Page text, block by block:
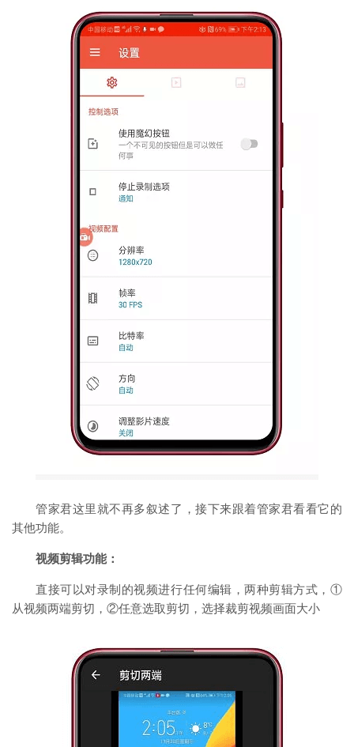
管家君这里就不再多叙述了，接下来跟着管家君看看它的
其他功能。
视频剪辑功能：
直接可以对录制的视频进行任何编辑，两种剪辑方式，①
从视频两端剪切，②任意选取剪切，选择裁剪视频画面大小